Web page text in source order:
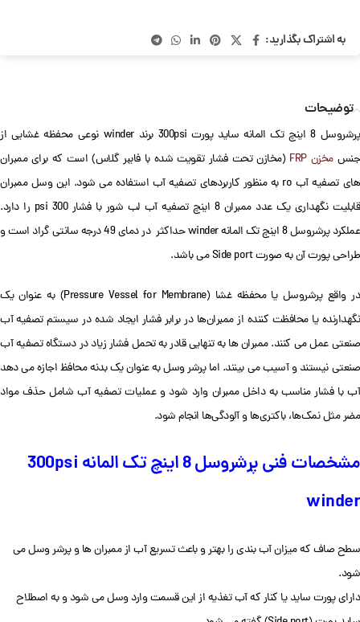
به اشتراک بگذارید:
توضیحات
پرشروسل 8 اینچ تک المانه ساید پورت 300psi برند winder نوعی محفظه غشایی از
جنسمخزن FRP
(مخازن تحت فشار تقویت شده با فایبر گلاس) است که برای ممبران
های تصفیه آب ro به منظور کاربردهای تصفیه آب استفاده می شود. این وسل ممبران
قابلیت نگهداری یک عدد ممبران 8 اینچ تصفیه آب لب شور با فشار 300 psi را دارد.
عملکرد پرشروسل 8 اینچ تک المانه winder حداکثر در دمای 49 درجه سانتی گراد است و
طراحی پورت آن به صورت Side port می باشد.
در واقع پرشروسل یا محفظه غشا (Pressure Vessel for Membrane) به عنوان یک
نگهدارنده یا محافظت کننده از ممبران‌ها در برابر فشار ایجاد شده در سیستم تصفیه آب
صنعتی عمل می کنند. ممبران ها به تنهایی قادر به تحمل فشار زیاد در دستگاه تصفیه آب
صنعتی نیستند و آسیب می بینند. اما پرشر وسل به عنوان یک بدنه محافظ اجازه می دهد
آب با فشار مناسب به داخل ممبران وارد شود و عملیات تصفیه آب شامل حذف مواد
مضر مثل نمک‌ها، باکتری‌ها و آلودگی‌ها انجام شود.
مشخصات فنی پرشروسل 8 اینچ تک المانه 300psi
winder
سطح صاف که میزان آب بندی را بهتر و باعث تسریع آب از ممبران ها و پرشر وسل می
شود.
دارای پورت ساید یا کنار که آب تغذیه از این قسمت وارد وسل می شود و به اصطلاح